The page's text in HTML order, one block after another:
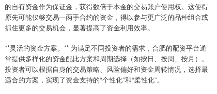
的自有资金作为保证金，获得数倍于本金的交易账户使用权。这使得
原先可能仅够交易一两手合约的资金，得以参与更广泛的品种组合或
抓住更多的交易机会，显著提高了资金利用效率。
**灵活的资金方案。** 为满足不同投资者的需求，合肥的配资平台通
常提供多样化的资金配比方案和周期选择（如按日、按周、按月）。
投资者可以根据自身的交易策略、风险偏好和资金周转情况，选择最
适合的方案，实现了资金支持的“个性化”和“柔性化”。